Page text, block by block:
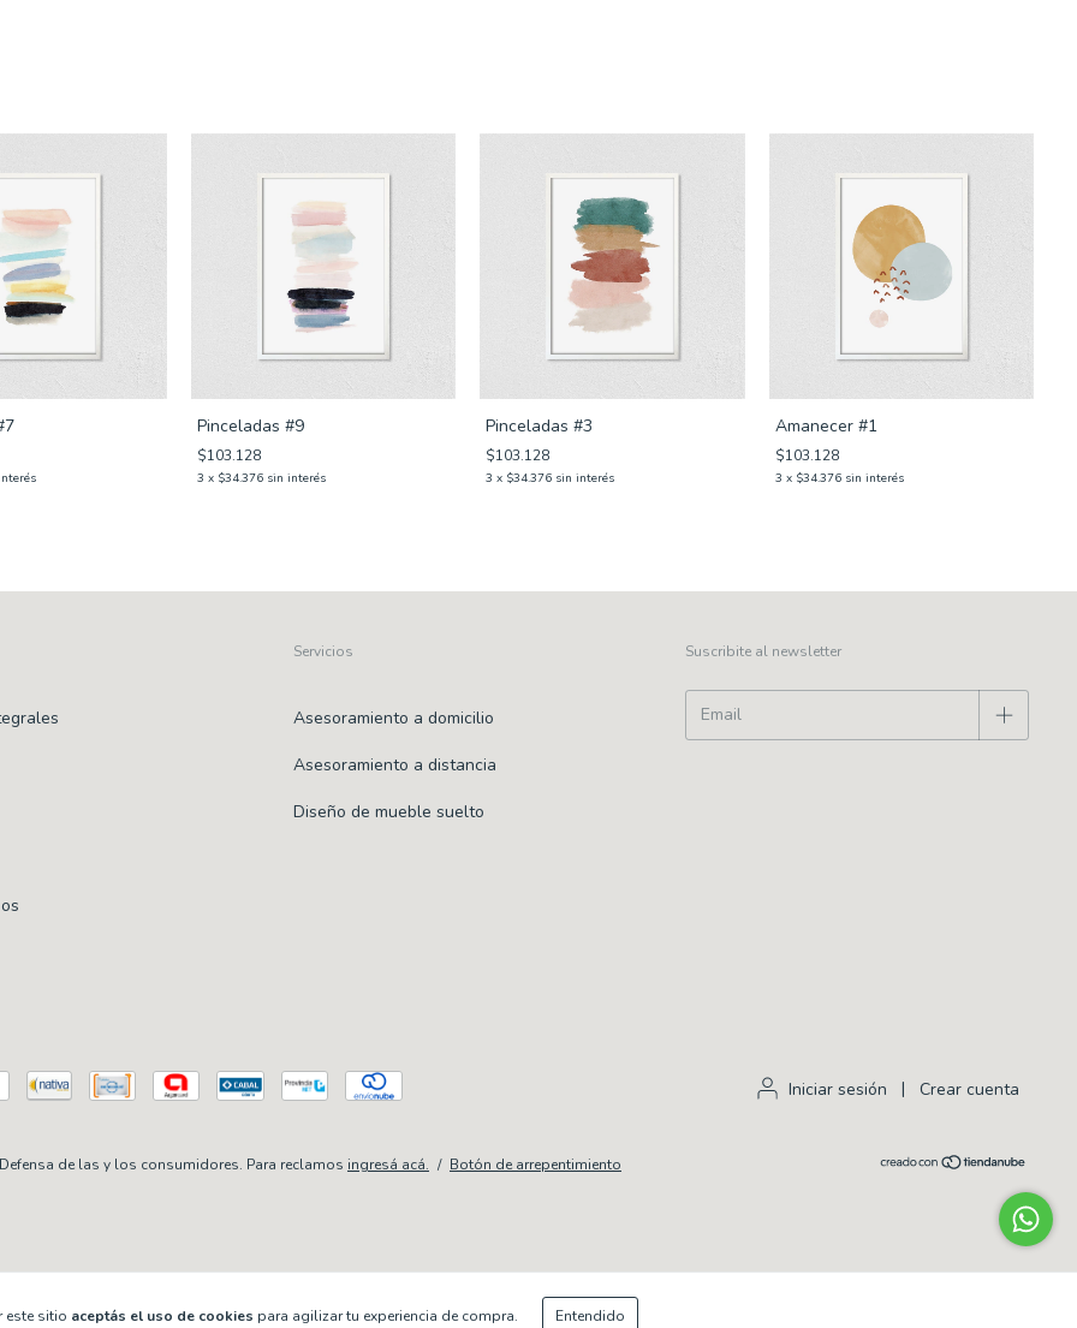
este sitio aceptás el uso de cookies para agilizar tu experiencia de compra. Entendido
Pinceladas #9
$103.128
3 x $34.376 sin interés
Pinceladas #3
$103.128
3 x $34.376 sin interés
Amanecer #1
$103.128
3 x $34.376 sin interés
Servicios
Asesoramiento a domicilio
Asesoramiento a distancia
Diseño de mueble suelto
Suscribite al newsletter
Iniciar sesión | Crear cuenta
Defensa de las y los consumidores. Para reclamos ingresá acá. / Botón de arrepentimiento